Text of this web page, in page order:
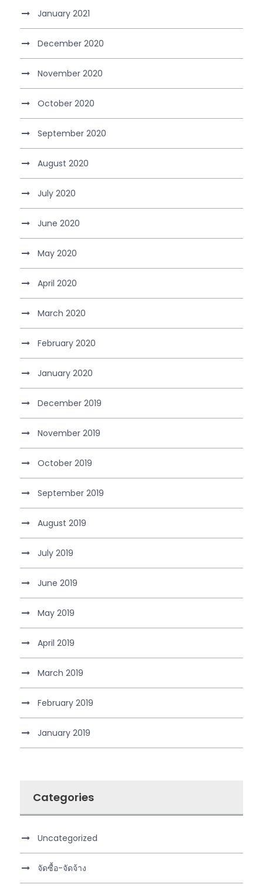
January 2021
December 2020
November 2020
October 2020
September 2020
August 2020
July 2020
June 2020
May 2020
April 2020
March 2020
February 2020
January 2020
December 2019
November 2019
October 2019
September 2019
August 2019
July 2019
June 2019
May 2019
April 2019
March 2019
February 2019
January 2019
Categories
Uncategorized
จัดซื้อ-จัดจ้าง